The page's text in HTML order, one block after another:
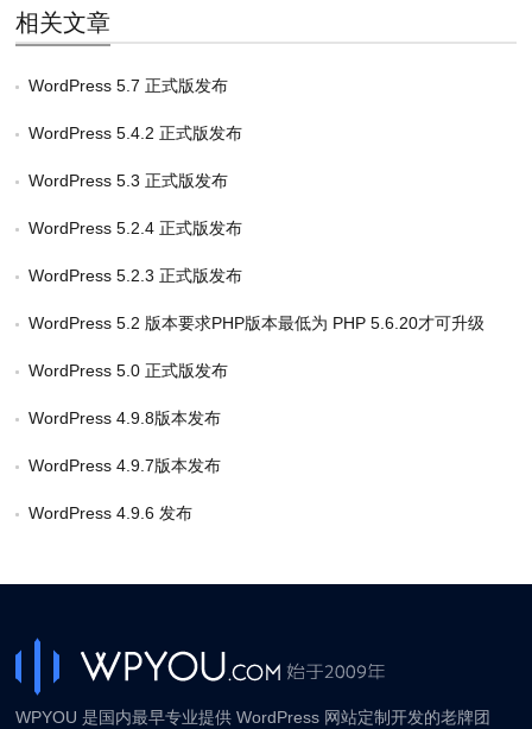
相关文章
WordPress 5.7 正式版发布
WordPress 5.4.2 正式版发布
WordPress 5.3 正式版发布
WordPress 5.2.4 正式版发布
WordPress 5.2.3 正式版发布
WordPress 5.2 版本要求PHP版本最低为 PHP 5.6.20才可升级
WordPress 5.0 正式版发布
WordPress 4.9.8版本发布
WordPress 4.9.7版本发布
WordPress 4.9.6 发布
WPYOU 是国内最早专业提供 WordPress 网站定制开发的老牌团